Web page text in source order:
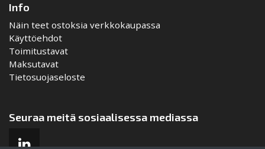
Info
Näin teet ostoksia verkkokaupassa
Käyttöehdot
Toimitustavat
Maksutavat
Tietosuojaseloste
Seuraa meitä sosiaalisessa mediassa